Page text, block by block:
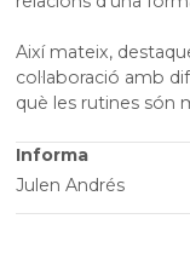
Així mateix,
col·laboració amb
què les rutines són
Informa
Julen Andrés